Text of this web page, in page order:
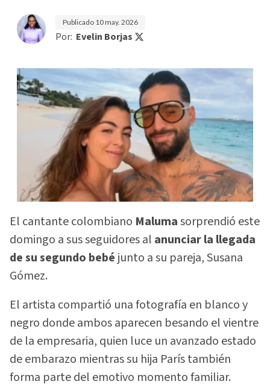
Publicado 10 may. 2026
Por: Evelin Borjas
El cantante colombiano Malumasorprendió este
domingo a sus seguidores al anunciar la llegada
de su segundo bebé junto a su pareja, Susana
Gómez.
El artista compartió una fotografía en blanco y
negro donde ambos aparecen besando el vientre
de la empresaria, quien luce un avanzado estado
de embarazo mientras su hija París también
forma parte del emotivo momento familiar.